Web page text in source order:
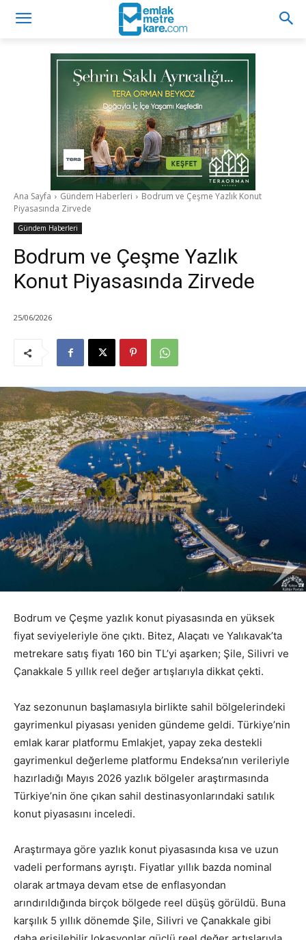
Ana Sayfa Gündem Haberleri
Bodrum ve Çeşme Yazlık Konut
Piyasasında Zirvede
Gündem Haberleri
Bodrum ve Çeşme Yazlık
Konut Piyasasında Zirvede
25/06/2026
Bodrum ve Çeşme yazlık konut piyasasında en yüksek
fiyat seviyeleriyle öne çıktı. Bitez, Alaçatı ve Yalıkavak’ta
metrekare satış fiyatı 160 bin TL’yi aşarken; Şile, Silivri ve
Çanakkale 5 yıllık reel değer artışlarıyla dikkat çekti.
Yaz sezonunun başlamasıyla birlikte sahil bölgelerindeki
gayrimenkul piyasası yeniden gündeme geldi. Türkiye’nin
emlak karar platformu Emlakjet, yapay zeka destekli
gayrimenkul değerleme platformu Endeksa’nın verileriyle
hazırladığı Mayıs 2026 yazlık bölgeler araştırmasında
Türkiye’nin öne çıkan sahil destinasyonlarındaki satılık
konut piyasasını inceledi.
Araştırmaya göre yazlık konut piyasasında kısa ve uzun
vadeli performans ayrıştı. Fiyatlar yıllık bazda nominal
olarak artmaya devam etse de enflasyondan
arındırıldığında birçok bölgede reel düşüş görüldü. Buna
karşılık 5 yıllık dönemde Şile, Silivri ve Çanakkale gibi